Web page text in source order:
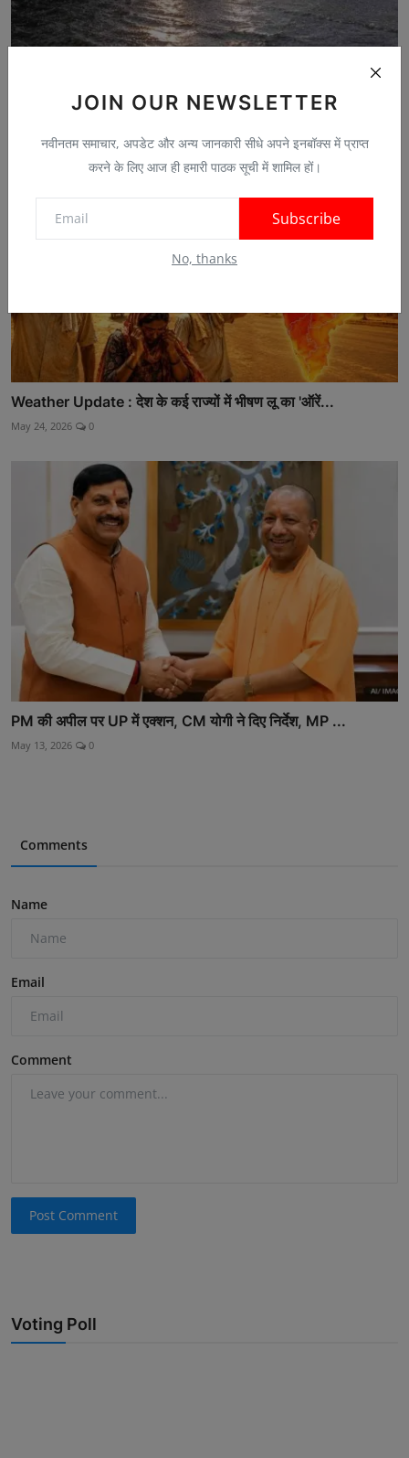
JOIN OUR NEWSLETTER
नवीनतम समाचार, अपडेट और अन्य जानकारी सीधे अपने इनबॉक्स में प्राप्त
करने के लिए आज ही हमारी पाठक सूची में शामिल हों।
Subscribe
No, thanks
0
Weather Update : देश के कई राज्यों में भीषण लू का 'ऑरें...
May 24, 2026 0
PM की अपील पर UP में एक्शन, CM योगी ने दिए निर्देश, MP ...
May 13, 2026 0
Comments
Name
Email
Comment
Post Comment
Voting Poll